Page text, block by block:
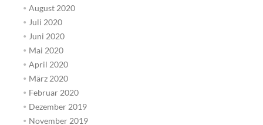
August 2020
Juli 2020
Juni 2020
Mai 2020
April 2020
März 2020
Februar 2020
Dezember 2019
November 2019